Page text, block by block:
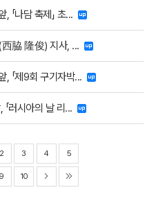
나담 축제」 초...
西脇 隆俊) 지사, ...
「제9회 구기자박...
러시아의 날 리...
2 3 4 5
9 10